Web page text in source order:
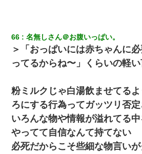
66 名無しさん＠お腹いっぱい。
＞「おっぱいには赤ちゃんに
ってるからね〜」くらいの軽い
粉ミルクじゃ白湯飲ませてる
ろにする行為ってガッツリ否
いろんな物や情報が溢れてる
やってて自信なんて持てない
必死だからこそ些細な物言い